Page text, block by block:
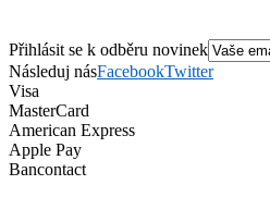
Přihlásit se k odběru novinek
Následuj násFacebookTwitter
Visa
MasterCard
American Express
Apple Pay
Bancontact